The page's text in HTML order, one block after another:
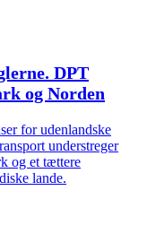
DPT
og Norden
for udenlandske
understreger
og et tættere
lande.